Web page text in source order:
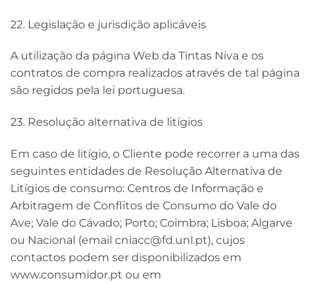
22. Legislação e jurisdição aplicáveis
A utilização da página Web da Tintas Niva e os
contratos de compra realizados através de tal página
são regidos pela lei portuguesa.
23. Resolução alternativa de litígios
Em caso de litígio, o Cliente pode recorrer a uma das
seguintes entidades de Resolução Alternativa de
Litígios de consumo: Centros de Informação e
Arbitragem de Conflitos de Consumo do Vale do
Ave; Vale do Cávado; Porto; Coimbra; Lisboa; Algarve
ou Nacional (email cniacc@fd.unl.pt), cujos
contactos podem ser disponibilizados em
www.consumidor.pt ou em